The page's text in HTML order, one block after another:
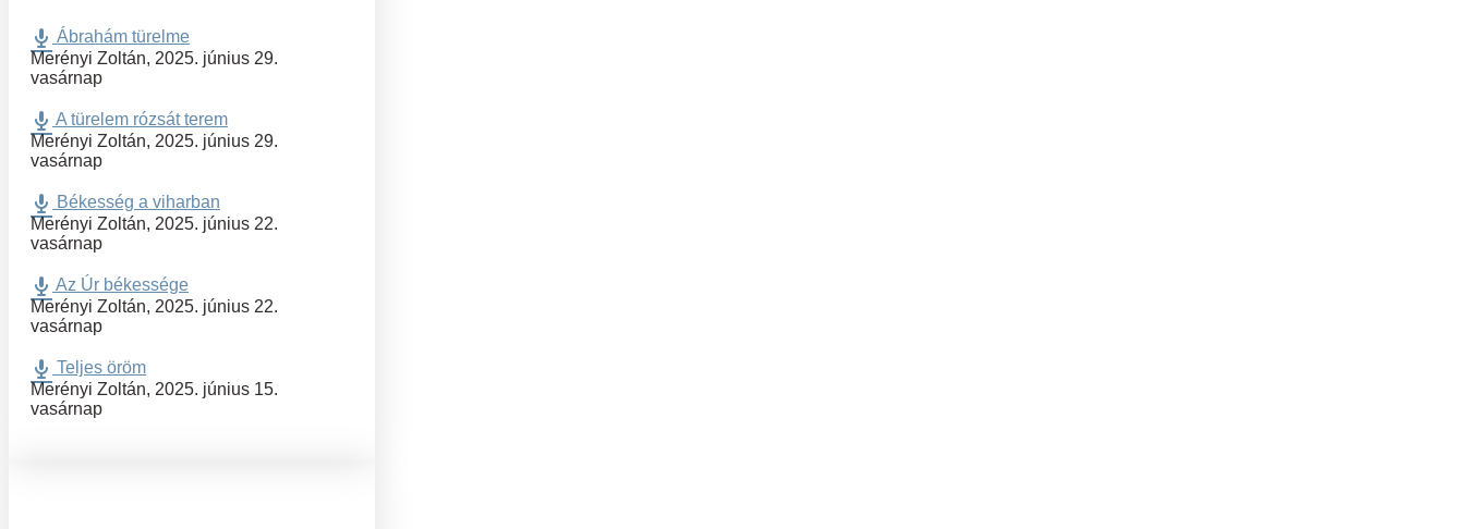
Ábrahám türelme
Merényi Zoltán, 2025. június 29.
vasárnap
A türelem rózsát terem
Merényi Zoltán, 2025. június 29.
vasárnap
Békesség a viharban
Merényi Zoltán, 2025. június 22.
vasárnap
Az Úr békessége
Merényi Zoltán, 2025. június 22.
vasárnap
Teljes öröm
Merényi Zoltán, 2025. június 15.
vasárnap